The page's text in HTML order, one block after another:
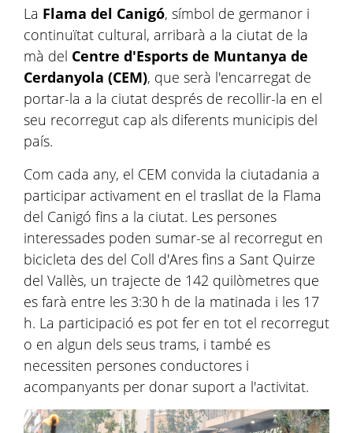
La Flama del Canigó, símbol de germanor i
continuïtat cultural, arribarà a la ciutat de la
mà del Centre d'Esports de Muntanya de
Cerdanyola (CEM), que serà l'encarregat de
portar-la a la ciutat després de recollir-la en el
seu recorregut cap als diferents municipis del
país.
Com cada any, el CEM convida la ciutadania a
participar activament en el trasllat de la Flama
del Canigó fins a la ciutat. Les persones
interessades poden sumar-se al recorregut en
bicicleta des del Coll d'Ares fins a Sant Quirze
del Vallès, un trajecte de 142 quilòmetres que
es farà entre les 3:30 h de la matinada i les 17
h. La participació es pot fer en tot el recorregut
o en algun dels seus trams, i també es
necessiten persones conductores i
acompanyants per donar suport a l'activitat.